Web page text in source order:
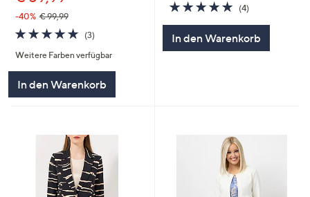
-40% € 99,99
5.0
von
5
(3)3
Weitere Farben verfügbar
In den Warenkorb
5.0
von
(4)
In den Warenkorb